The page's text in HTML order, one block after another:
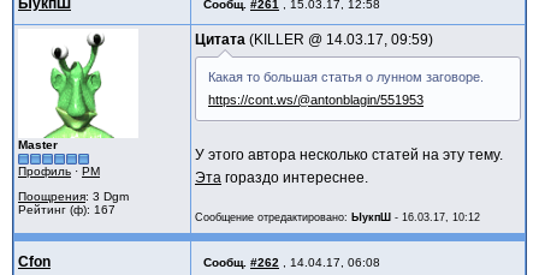
ЫукпШ Сообщ. #261 15.03.17, 12:58
Master
Профиль · PM
Поощрения: 3 Dgm
Рейтинг (ф): 167
Цитата KILLER @ 14.03.17, 09:59
Какая то большая статья о лунном заговоре.
https://cont.ws/@antonblagin/551953
У этого автора несколько статей на эту тему.
Эта гораздо интереснее.
Сообщение отредактировано: ЫукпШ - 16.03.17, 10:12
Cfon Сообщ. #262 14.04.17, 06:08